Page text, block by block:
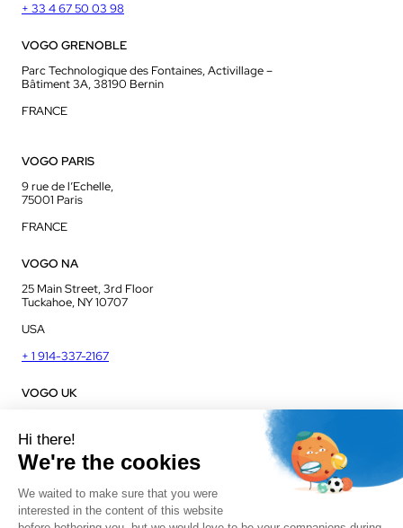
+ 33 4 67 50 03 98
VOGO GRENOBLE
Parc Technologique des Fontaines, Activillage –
Bâtiment 3A, 38190 Bernin
FRANCE
VOGO PARIS
9 rue de l’Echelle,
75001 Paris
FRANCE
VOGO NA
25 Main Street, 3rd Floor
Tuckahoe, NY 10707
USA
+ 1 914-337-2167
VOGO UK
Commerce Park
Frome, BA11 2FQ
UK
+ 44 1225 421 400